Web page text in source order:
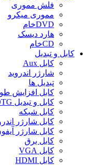
فلش مموری
مموری میکرو
DVDخام
هارد دیسک
CDخام
کابل و تبدیل
کابل Aux
شارژر اندروید
تبدیل ها
کابل افزایش
کابل و تبدیل OTG
کابل شبکه
کابل شارژر
کابل شارژر
کابل برق
کابل VGA
کابل HDMI